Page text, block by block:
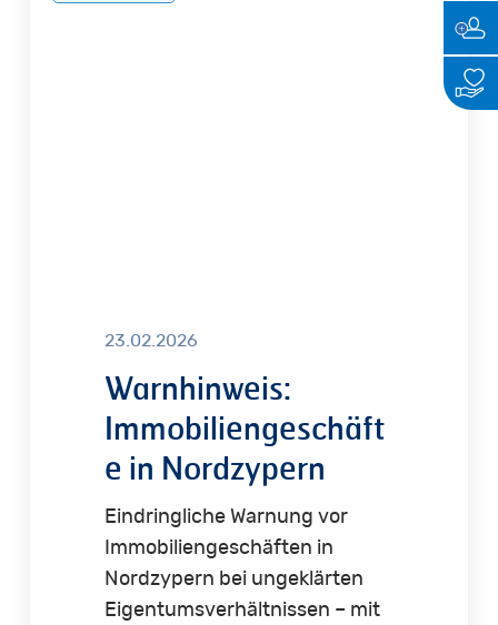
23.02.2026
Warnhinweis:
Immobiliengeschäft
e in Nordzypern
Eindringliche Warnung vor
Immobiliengeschäften in
Nordzypern bei ungeklärten
Eigentumsverhältnissen – mit